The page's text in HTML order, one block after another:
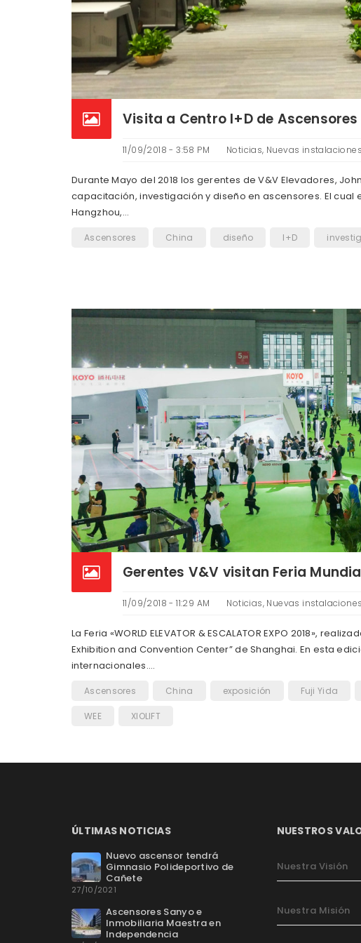
Visita a Centro I+D de Ascensores
11/09/2018 - 3:58 PM Noticias, Nuevas instalaciones
Durante Mayo del 2018 los gerentes de V&V Elevadores,
capacitación, investigación y diseño en ascensores. El cual
Hangzhou,…
Ascensores China diseño I+D
Gerentes V&V visitan Feria
11/09/2018 - 11:29 AM Noticias, Nuevas instalaciones
La Feria «WORLD ELEVATOR & ESCALATOR EXPO 2018»,
Exhibition and Convention Center” de Shanghai. En esta
internacionales.…
Ascensores China exposición Fuji Yida
WEE XIOLIFT
ÚLTIMAS NOTICIAS
Nuevo ascensor tendrá
Gimnasio Polideportivo de
Cañete
27/10/2021
Ascensores Sanyo e
Inmobiliaria Maestra en
Independencia
NUESTROS
Nuestra Visión
Nuestra Misión